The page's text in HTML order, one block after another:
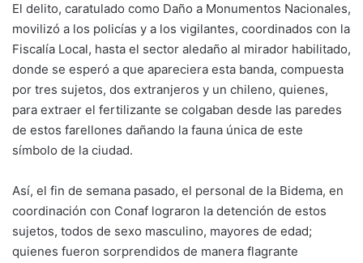
El delito, caratulado como Daño a Monumentos Nacionales,
movilizó a los policías y a los vigilantes, coordinados con la
Fiscalía Local, hasta el sector aledaño al mirador habilitado,
donde se esperó a que apareciera esta banda, compuesta
por tres sujetos, dos extranjeros y un chileno, quienes,
para extraer el fertilizante se colgaban desde las paredes
de estos farellones dañando la fauna única de este
símbolo de la ciudad.
Así, el fin de semana pasado, el personal de la Bidema, en
coordinación con Conaf lograron la detención de estos
sujetos, todos de sexo masculino, mayores de edad;
quienes fueron sorprendidos de manera flagrante